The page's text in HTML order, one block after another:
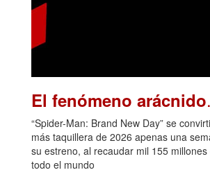
El fenómeno arácnido
“Spider-Man: Brand New Day” se
más taquillera de 2026 apenas una
su estreno, al recaudar mil 155
todo el mundo